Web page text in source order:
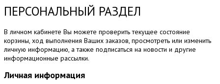
ПЕРСОНАЛЬНЫЙ РАЗДЕЛ
В личном кабинете Вы можете проверить текущее состояние
корзины, ход выполнения Ваших заказов, просмотреть или изменить
личную информацию, а также подписаться на новости и другие
информационные рассылки.
Личная информация